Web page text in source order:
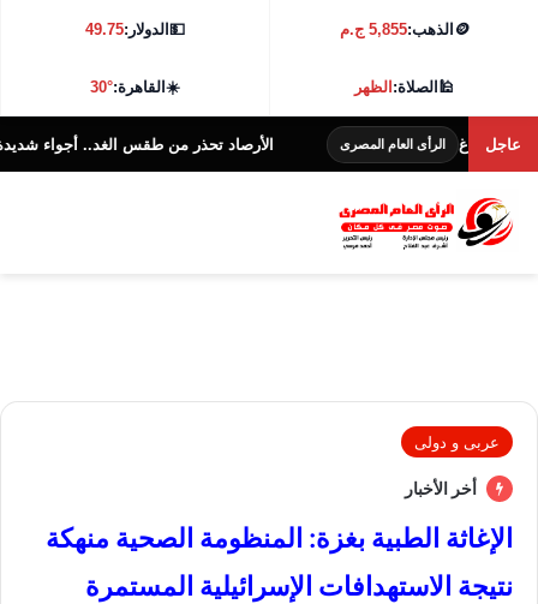
🪙 الذهب:5,855 ج.م 💵الدولار:49.75
🕌الصلاة:الظهر ☀️القاهرة:30°
عاجل
الرأى العام المصرى الأرصاد تحذر من طقس الغد.. أجواء شديدة الحرارة و38 درجة
عربى و دولى
أخر الأخبار
الإغاثة الطبية بغزة: المنظومة الصحية منهكة
نتيجة الاستهدافات الإسرائيلية المستمرة